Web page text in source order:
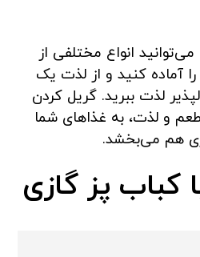
انواع مختلفی از
آماده کنید و از لذت یک
لذت ببرید. گریل کردن
و لذت، به غذاهای شما
هم می‌بخشد.
کباب پز گازی